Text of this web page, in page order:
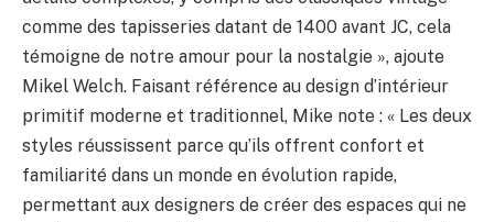
comme des tapisseries datant de 1400 avant JC, cela
témoigne de notre amour pour la nostalgie », ajoute
Mikel Welch. Faisant référence au design d’intérieur
primitif moderne et traditionnel, Mike note : « Les deux
styles réussissent parce qu’ils offrent confort et
familiarité dans un monde en évolution rapide,
permettant aux designers de créer des espaces qui ne